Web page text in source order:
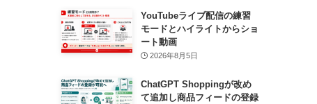
YouTubeライブ配信の練習
モードとハイライトからショ
ート動画
2026年8月5日
ChatGPT Shoppingが改め
て追加し商品フィードの登録